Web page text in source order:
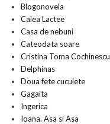
Blogonovela
Calea Lactee
Casa de nebuni
Cateodata soare
Cristina Toma Cochinescu
Delphinas
Doua fete cucuiete
Gagaita
Ingerica
Ioana. Asa si Asa